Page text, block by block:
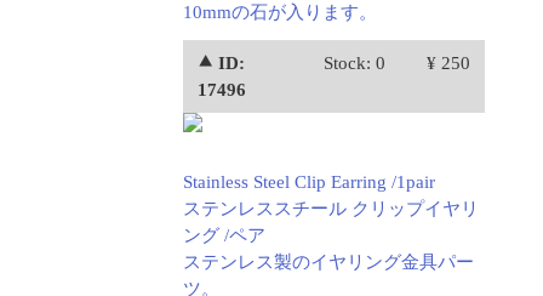
10mmの石が入ります。
⯅ ID:
17496
Stock: 0 ¥ 250
Stainless Steel Clip Earring /1pair
ステンレススチール クリップイヤリ
ング /ペア
ステンレス製のイヤリング金具パー
ツ。